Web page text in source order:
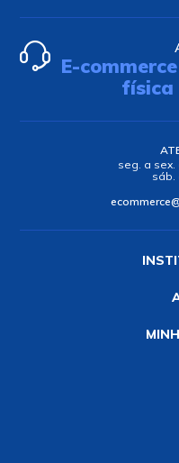
E-
física
seg. a sex.
sáb.